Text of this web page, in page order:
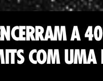
A
COM UMA